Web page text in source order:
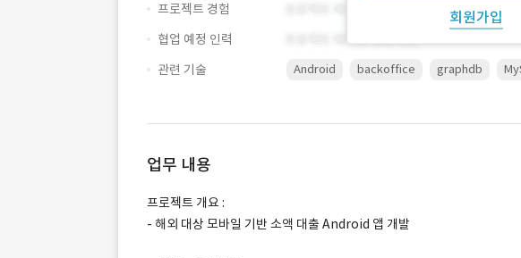
회원가입
프로젝트 경험
협업 예정 인력
관련 기술
Android backoffice graphdb
업무 내용
프로젝트 개요 :
- 해외 대상 모바일 기반 소액 대출 Android 앱 개발